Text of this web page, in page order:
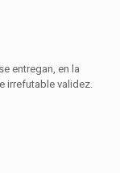
entregan, en la
irrefutable validez.